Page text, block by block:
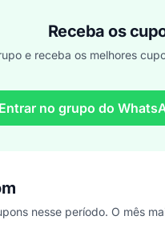
Receba os
e receba os melhores
Entrar no grupo do
nesse período. O mês